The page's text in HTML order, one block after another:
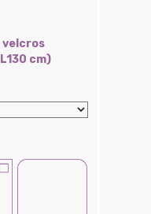
velcros
cm)